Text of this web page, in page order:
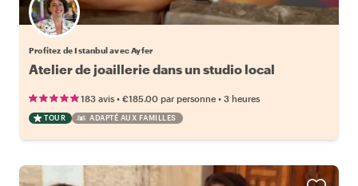
Profitez de Istanbul avec Ayfer
Atelier de joaillerie dans un studio local
183 avis • €185.00 par personne • 3 heures
TOUR ADAPTÉ AUX FAMILLES